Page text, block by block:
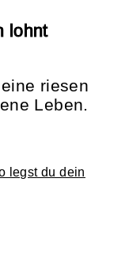
lohnt
riesen
Leben.